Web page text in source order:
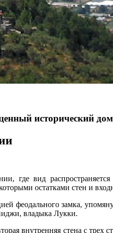
исторический
где вид
остатками стен и
феодального замка,
владыка Лукки.
внутренняя стена с